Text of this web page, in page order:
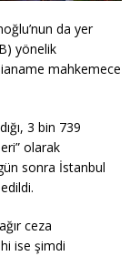
da yer
yönelik
mahkemece
3 bin 739
olarak
sonra İstanbul
ceza
ise şimdi